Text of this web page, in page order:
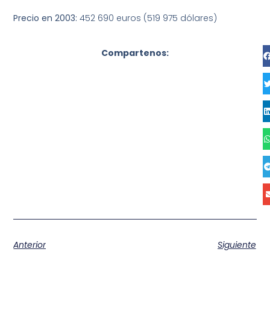
Precio en 2003: 452 690 euros (519 975 dólares)
Compartenos:
Anterior Siguiente